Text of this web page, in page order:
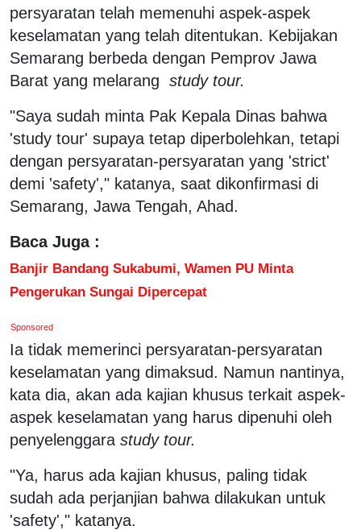
persyaratan telah memenuhi aspek-aspek
keselamatan yang telah ditentukan. Kebijakan
Semarang berbeda dengan Pemprov Jawa
Barat yang melarang study tour.
"Saya sudah minta Pak Kepala Dinas bahwa
'study tour' supaya tetap diperbolehkan, tetapi
dengan persyaratan-persyaratan yang 'strict'
demi 'safety'," katanya, saat dikonfirmasi di
Semarang, Jawa Tengah, Ahad.
Baca Juga :
Banjir Bandang Sukabumi, Wamen PU Minta
Pengerukan Sungai Dipercepat
Sponsored
Ia tidak memerinci persyaratan-persyaratan
keselamatan yang dimaksud. Namun nantinya,
kata dia, akan ada kajian khusus terkait aspek-
aspek keselamatan yang harus dipenuhi oleh
penyelenggara study tour.
"Ya, harus ada kajian khusus, paling tidak
sudah ada perjanjian bahwa dilakukan untuk
'safety'," katanya.